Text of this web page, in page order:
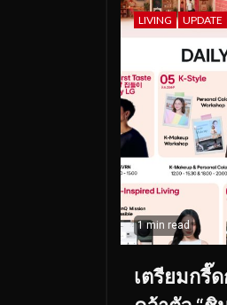
LIVING UPDATE
1 min read
เตรียมกรี๊